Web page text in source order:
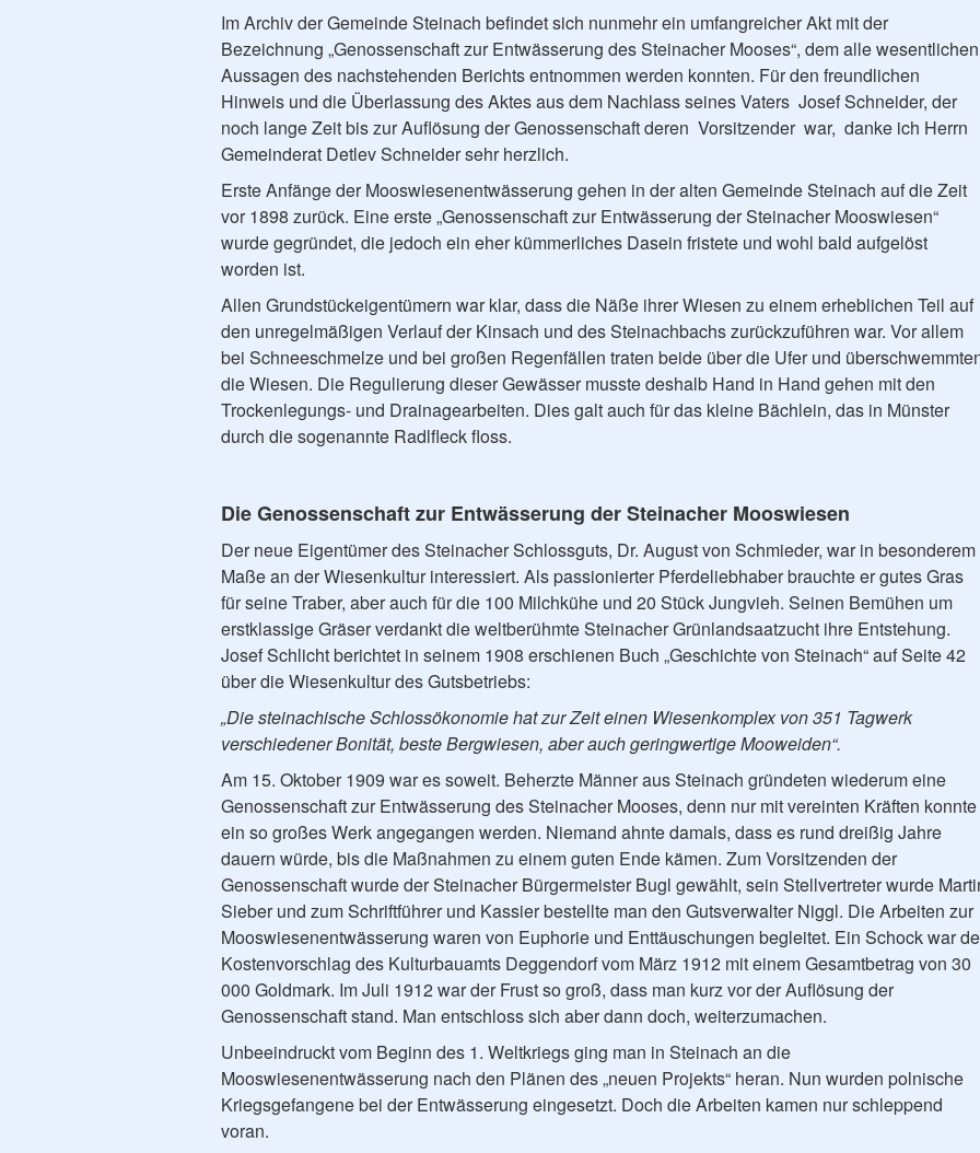
Im Archiv der Gemeinde Steinach befindet sich nunmehr ein umfangreicher Akt mit der
Bezeichnung „Genossenschaft zur Entwässerung des Steinacher Mooses“, dem alle wesentlichen
Aussagen des nachstehenden Berichts entnommen werden konnten. Für den freundlichen
Hinweis und die Überlassung des Aktes aus dem Nachlass seines Vaters Josef Schneider, der
noch lange Zeit bis zur Auflösung der Genossenschaft deren Vorsitzender war, danke ich Herrn
Gemeinderat Detlev Schneider sehr herzlich.
Erste Anfänge der Mooswiesenentwässerung gehen in der alten Gemeinde Steinach auf die Zeit
vor 1898 zurück. Eine erste „Genossenschaft zur Entwässerung der Steinacher Mooswiesen“
wurde gegründet, die jedoch ein eher kümmerliches Dasein fristete und wohl bald aufgelöst
worden ist.
Allen Grundstückeigentümern war klar, dass die Näße ihrer Wiesen zu einem erheblichen Teil auf
den unregelmäßigen Verlauf der Kinsach und des Steinachbachs zurückzuführen war. Vor allem
bei Schneeschmelze und bei großen Regenfällen traten beide über die Ufer und
die Wiesen. Die Regulierung dieser Gewässer musste deshalb Hand in Hand gehen mit den
Trockenlegungs- und Drainagearbeiten. Dies galt auch für das kleine Bächlein, das in Münster
durch die sogenannte Radlfleck floss.
Die Genossenschaft zur Entwässerung der Steinacher Mooswiesen
Der neue Eigentümer des Steinacher Schlossguts, Dr. August von Schmieder, war in besonderem
Maße an der Wiesenkultur interessiert. Als passionierter Pferdeliebhaber brauchte er gutes Gras
für seine Traber, aber auch für die 100 Milchkühe und 20 Stück Jungvieh. Seinen Bemühen um
erstklassige Gräser verdankt die weltberühmte Steinacher Grünlandsaatzucht ihre Entstehung.
Josef Schlicht berichtet in seinem 1908 erschienen Buch „Geschichte von Steinach“ auf Seite 42
über die Wiesenkultur des Gutsbetriebs:
„Die steinachische Schlossökonomie hat zur Zeit einen Wiesenkomplex von 351 Tagwerk
verschiedener Bonität, beste Bergwiesen, aber auch geringwertige Mooweiden“.
Am 15. Oktober 1909 war es soweit. Beherzte Männer aus Steinach gründeten wiederum eine
Genossenschaft zur Entwässerung des Steinacher Mooses, denn nur mit vereinten Kräften konnte
ein so großes Werk angegangen werden. Niemand ahnte damals, dass es rund dreißig Jahre
dauern würde, bis die Maßnahmen zu einem guten Ende kämen. Zum Vorsitzenden der
Genossenschaft wurde der Steinacher Bürgermeister Bugl gewählt, sein Stellvertreter wurde
Sieber und zum Schriftführer und Kassier bestellte man den Gutsverwalter Niggl. Die Arbeiten zur
Mooswiesenentwässerung waren von Euphorie und Enttäuschungen begleitet. Ein Schock war
Kostenvorschlag des Kulturbauamts Deggendorf vom März 1912 mit einem Gesamtbetrag von 30
000 Goldmark. Im Juli 1912 war der Frust so groß, dass man kurz vor der Auflösung der
Genossenschaft stand. Man entschloss sich aber dann doch, weiterzumachen.
Unbeeindruckt vom Beginn des 1. Weltkriegs ging man in Steinach an die
Mooswiesenentwässerung nach den Plänen des „neuen Projekts“ heran. Nun wurden polnische
Kriegsgefangene bei der Entwässerung eingesetzt. Doch die Arbeiten kamen nur schleppend
voran.